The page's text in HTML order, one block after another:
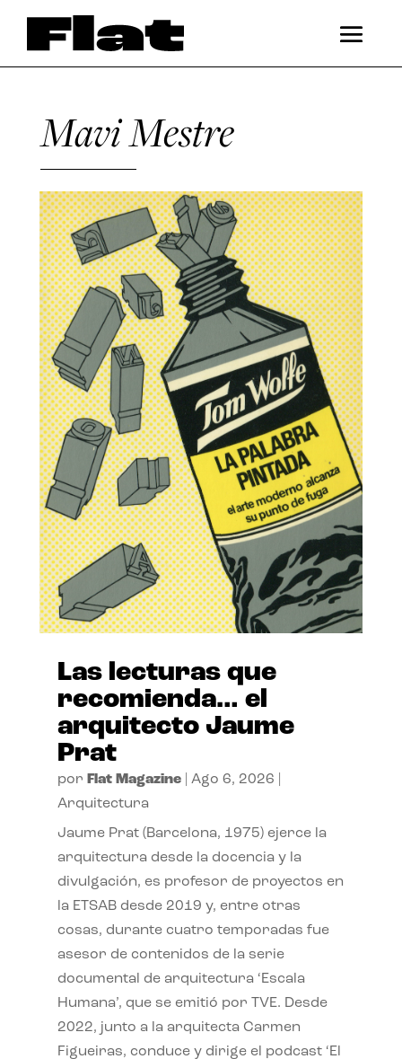
Mavi Mestre
Las lecturas que
recomienda… el
arquitecto Jaume
Prat
por Flat Magazine| Ago 6, 2026
Arquitectura
Jaume Prat (Barcelona, 1975) ejerce la
arquitectura desde la docencia y la
divulgación, es profesor de proyectos en
la ETSAB desde 2019 y, entre otras
cosas, durante cuatro temporadas fue
asesor de contenidos de la serie
documental de arquitectura ‘Escala
Humana’, que se emitió por TVE. Desde
2022, junto a la arquitecta Carmen
Figueiras, conduce y dirige el podcast ‘El